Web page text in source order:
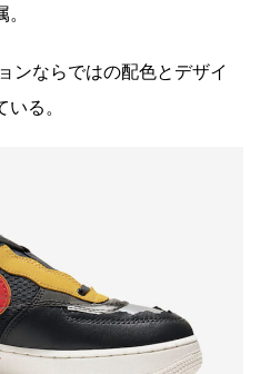
ンならではの配色とデザイ
る。